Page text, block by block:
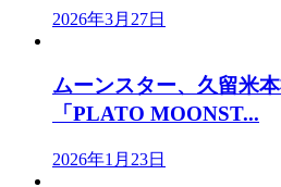
2026年3月27日
ムーンスター、久留米
「PLATO MOONST...
2026年1月23日